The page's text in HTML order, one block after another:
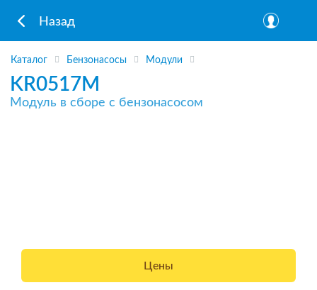
Назад
Каталог Бензонасосы Модули
KR0517M
Модуль в сборе с бензонасосом
Цены